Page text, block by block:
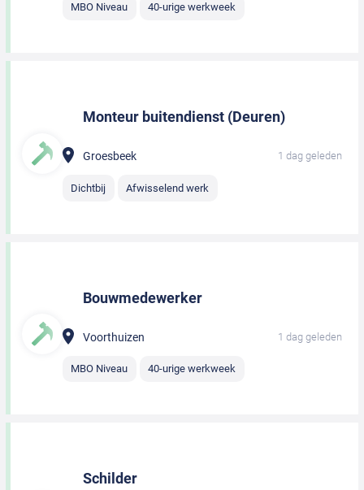
MBO Niveau 40-urige werkweek
Monteur buitendienst (Deuren)
Groesbeek 1 dag geleden
Dichtbij Afwisselend werk
Bouwmedewerker
Voorthuizen 1 dag geleden
MBO Niveau 40-urige werkweek
Schilder